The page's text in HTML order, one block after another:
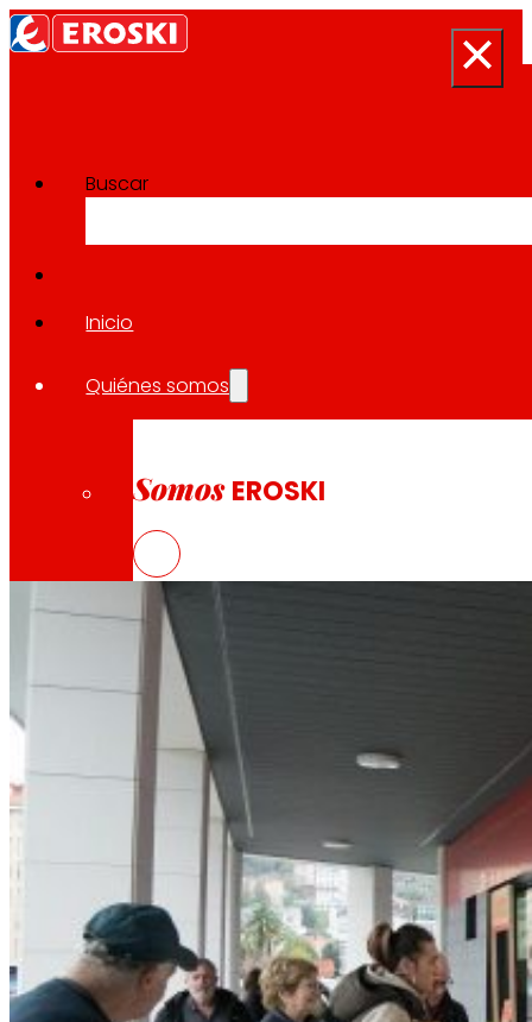
Buscar
Inicio
Quiénes somos
Somos EROSKI
Así somos
Todo nuestro ADN: un viaje por la misión, la
Cooperativa
Somos por y para las personas. Descubre
Sala de prensa
Volver a todas las noticias
09.11.2023
EROSKI inaugura un nuevo